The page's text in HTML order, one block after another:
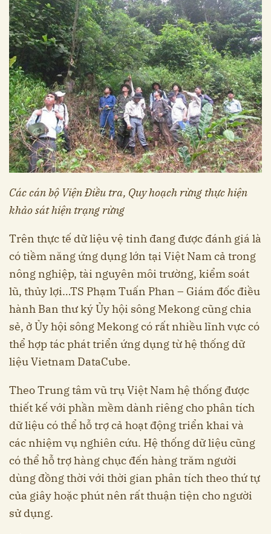
Các cán bộ Viện Điều tra, Quy hoạch rừng thực hiện
khảo sát hiện trạng rừng
Trên thực tế dữ liệu vệ tinh đang được đánh giá là
có tiềm năng ứng dụng lớn tại Việt Nam cả trong
nông nghiệp, tài nguyên môi trường, kiểm soát
lũ, thủy lợi…TS Phạm Tuấn Phan – Giám đốc điều
hành Ban thư ký Ủy hội sông Mekong cũng chia
sẻ, ở Ủy hội sông Mekong có rất nhiều lĩnh vực có
thể hợp tác phát triển ứng dụng từ hệ thống dữ
liệu Vietnam DataCube.
Theo Trung tâm vũ trụ Việt Nam hệ thống được
thiết kế với phần mềm dành riêng cho phân tích
dữ liệu có thể hỗ trợ cả hoạt động triển khai và
các nhiệm vụ nghiên cứu. Hệ thống dữ liệu cũng
có thể hỗ trợ hàng chục đến hàng trăm người
dùng đồng thời với thời gian phân tích theo thứ tự
của giây hoặc phút nên rất thuận tiện cho người
sử dụng.